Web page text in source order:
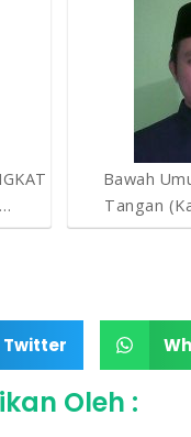
Bawah
Tangan
Twitter
Oleh :